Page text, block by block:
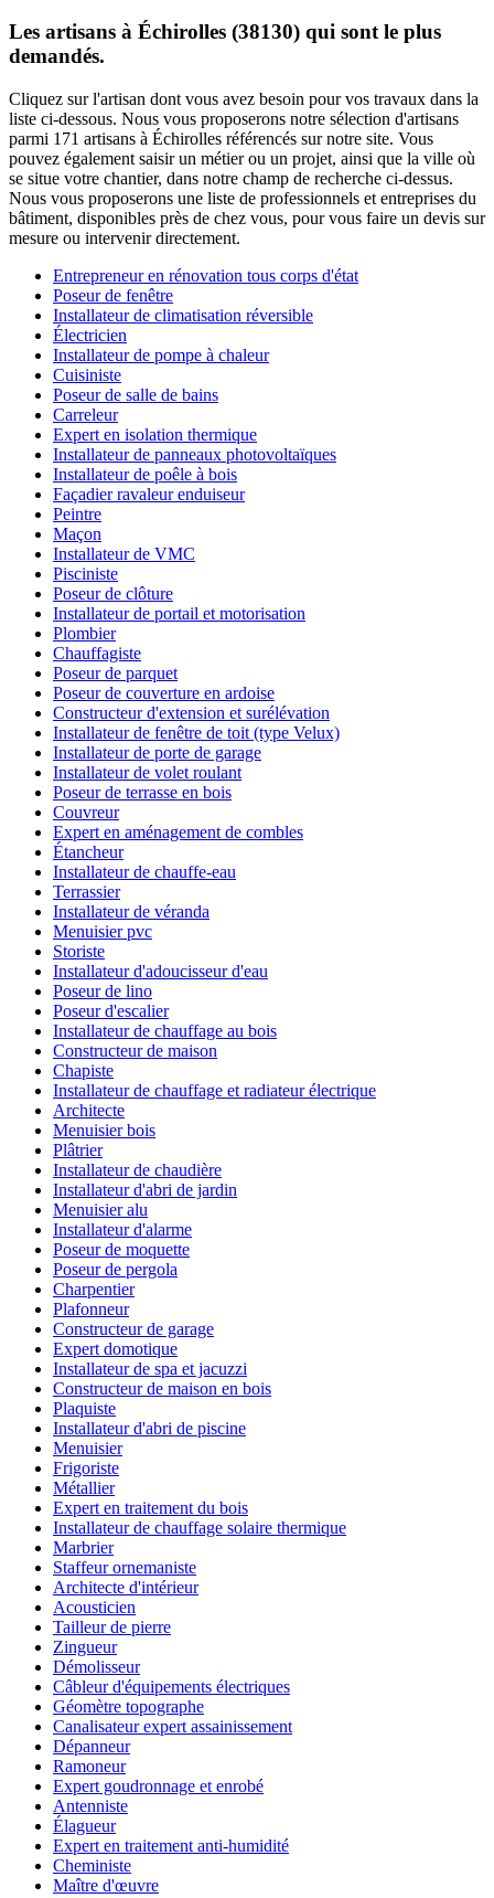
Les artisans à Échirolles (38130) qui sont le plus
demandés.
Cliquez sur l'artisan dont vous avez besoin pour vos travaux dans la
liste ci-dessous. Nous vous proposerons notre sélection d'artisans
parmi 171 artisans à Échirolles référencés sur notre site. Vous
pouvez également saisir un métier ou un projet, ainsi que la ville où
se situe votre chantier, dans notre champ de recherche ci-dessus.
Nous vous proposerons une liste de professionnels et entreprises du
bâtiment, disponibles près de chez vous, pour vous faire un devis sur
mesure ou intervenir directement.
Entrepreneur en rénovation tous corps d'état
Poseur de fenêtre
Installateur de climatisation réversible
Électricien
Installateur de pompe à chaleur
Cuisiniste
Poseur de salle de bains
Carreleur
Expert en isolation thermique
Installateur de panneaux photovoltaïques
Installateur de poêle à bois
Façadier ravaleur enduiseur
Peintre
Maçon
Installateur de VMC
Pisciniste
Poseur de clôture
Installateur de portail et motorisation
Plombier
Chauffagiste
Poseur de parquet
Poseur de couverture en ardoise
Constructeur d'extension et surélévation
Installateur de fenêtre de toit (type Velux)
Installateur de porte de garage
Installateur de volet roulant
Poseur de terrasse en bois
Couvreur
Expert en aménagement de combles
Étancheur
Installateur de chauffe-eau
Terrassier
Installateur de véranda
Menuisier pvc
Storiste
Installateur d'adoucisseur d'eau
Poseur de lino
Poseur d'escalier
Installateur de chauffage au bois
Constructeur de maison
Chapiste
Installateur de chauffage et radiateur électrique
Architecte
Menuisier bois
Plâtrier
Installateur de chaudière
Installateur d'abri de jardin
Menuisier alu
Installateur d'alarme
Poseur de moquette
Poseur de pergola
Charpentier
Plafonneur
Constructeur de garage
Expert domotique
Installateur de spa et jacuzzi
Constructeur de maison en bois
Plaquiste
Installateur d'abri de piscine
Menuisier
Frigoriste
Métallier
Expert en traitement du bois
Installateur de chauffage solaire thermique
Marbrier
Staffeur ornemaniste
Architecte d'intérieur
Acousticien
Tailleur de pierre
Zingueur
Démolisseur
Câbleur d'équipements électriques
Géomètre topographe
Canalisateur expert assainissement
Dépanneur
Ramoneur
Expert goudronnage et enrobé
Antenniste
Élagueur
Expert en traitement anti-humidité
Cheministe
Maître d'œuvre